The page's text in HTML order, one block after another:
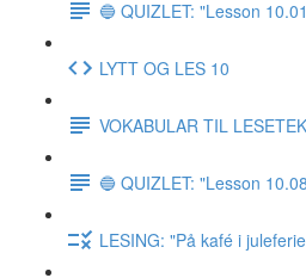
🔵 QUIZLET: "Lesson
LYTT OG LES 10
VOKABULAR TIL
🔵 QUIZLET: "Lesson
LESING: "På kafé i